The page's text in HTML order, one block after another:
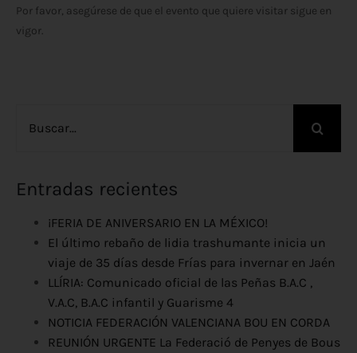
Por favor, asegúrese de que el evento que quiere visitar sigue en
vigor.
Entradas recientes
¡FERIA DE ANIVERSARIO EN LA MÉXICO!
El último rebaño de lidia trashumante inicia un
viaje de 35 días desde Frías para invernar en Jaén
LLÍRIA: Comunicado oficial de las Peñas B.A.C ,
V.A.C, B.A.C infantil y Guarisme 4
NOTICIA FEDERACIÓN VALENCIANA BOU EN CORDA
REUNIÓN URGENTE La Federació de Penyes de Bous